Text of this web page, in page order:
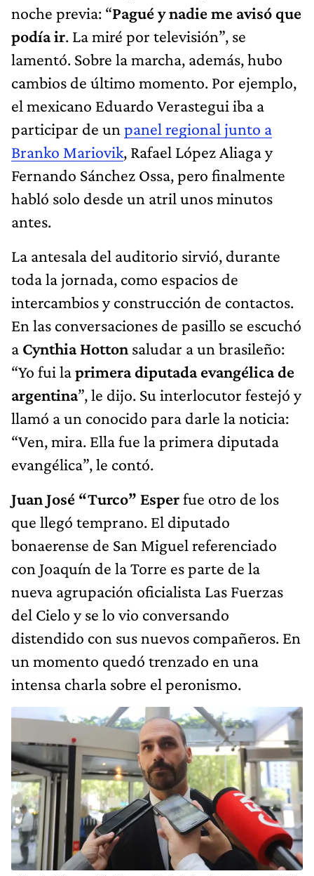
noche previa: “Pagué y nadie me avisó que
podía ir. La miré por televisión”, se
lamentó. Sobre la marcha, además, hubo
cambios de último momento. Por ejemplo,
el mexicano Eduardo Verastegui iba a
participar de un panel regional junto a
Branko Mariovik, Rafael López Aliaga y
Fernando Sánchez Ossa, pero finalmente
habló solo desde un atril unos minutos
antes.
La antesala del auditorio sirvió, durante
toda la jornada, como espacios de
intercambios y construcción de contactos.
En las conversaciones de pasillo se escuchó
a Cynthia Hotton saludar a un brasileño:
“Yo fui laprimera diputada evangélica de
argentina”, le dijo. Su interlocutor festejó y
llamó a un conocido para darle la noticia:
“Ven, mira. Ella fue la primera diputada
evangélica”, le contó.
Juan José “Turco” Esperfue otro de los
que llegó temprano. El diputado
bonaerense de San Miguel referenciado
con Joaquín de la Torre es parte de la
nueva agrupación oficialista Las Fuerzas
del Cielo y se lo vio conversando
distendido con sus nuevos compañeros. En
un momento quedó trenzado en una
intensa charla sobre el peronismo.